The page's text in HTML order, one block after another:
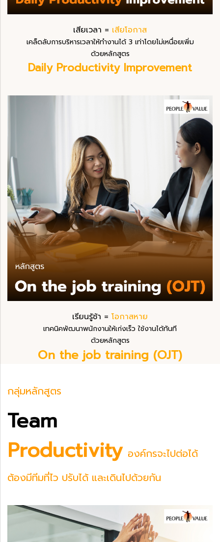
เสียเวลา = เสียโอกาส
เคล็ดลับการบริหารเวลาให้ทำงานได้ 3 เท่าโดยไม่เหนื่อยเพิ่ม
ด้วยหลักสูตร
Daily Productivity Improvement
เรียนรู้ช้า = โอกาสหาย
เทคนิคพัฒนาพนักงานให้เก่งเร็ว ใช้งานได้ทันที
ด้วยหลักสูตร
On the job training (OJT)
กลุ่มหลักสูตร
Team
Productivity องค์กรจะไปต่อได้
ต้องมีทีมที่ไว ปรับได้ และเดินไปด้วยกัน